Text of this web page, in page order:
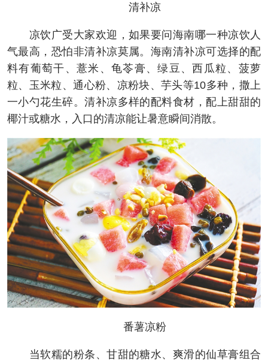
清补凉
凉饮广受大家欢迎，如果要问海南哪一种凉饮人
气最高，恐怕非清补凉莫属。海南清补凉可选择的配
料有葡萄干、薏米、龟苓膏、绿豆、西瓜粒、菠萝
粒、玉米粒、通心粉、凉粉块、芋头等10多种，撒上
一小勺花生碎。清补凉多样的配料食材，配上甜甜的
椰汁或糖水，入口的清凉能让暑意瞬间消散。
番薯凉粉
当软糯的粉条、甘甜的糖水、爽滑的仙草膏组合